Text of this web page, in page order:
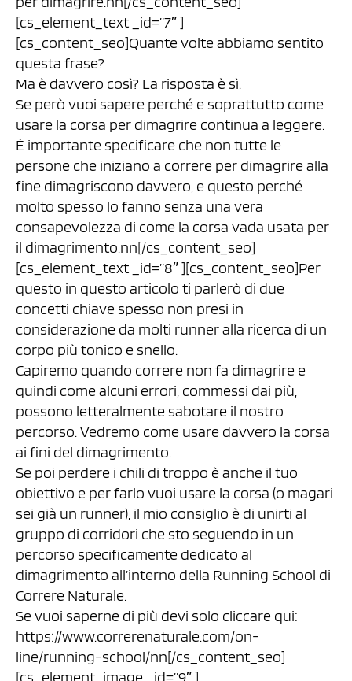
[cs_element_text _id=”7″ ]
[cs_content_seo]Quante volte abbiamo sentito
questa frase?
Ma è davvero così? La risposta è sì.
Se però vuoi sapere perché e soprattutto come
usare la corsa per dimagrire continua a leggere.
È importante specificare che non tutte le
persone che iniziano a correre per dimagrire alla
fine dimagriscono davvero, e questo perché
molto spesso lo fanno senza una vera
consapevolezza di come la corsa vada usata per
il dimagrimento.nn[/cs_content_seo]
[cs_element_text _id=”8″ ][cs_content_seo]Per
questo in questo articolo ti parlerò di due
concetti chiave spesso non presi in
considerazione da molti runner alla ricerca di un
corpo più tonico e snello.
Capiremo quando correre non fa dimagrire e
quindi come alcuni errori, commessi dai più,
possono letteralmente sabotare il nostro
percorso. Vedremo come usare davvero la corsa
ai fini del dimagrimento.
Se poi perdere i chili di troppo è anche il tuo
obiettivo e per farlo vuoi usare la corsa (o magari
sei già un runner), il mio consiglio è di unirti al
gruppo di corridori che sto seguendo in un
percorso specificamente dedicato al
dimagrimento all’interno della Running School di
Correre Naturale.
Se vuoi saperne di più devi solo cliccare qui:
https://www.correrenaturale.com/on-
line/running-school/nn[/cs_content_seo]